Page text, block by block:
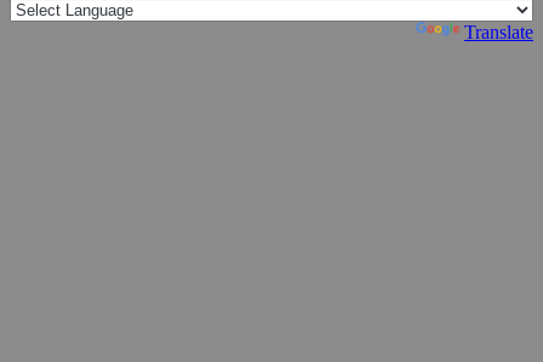
Translate